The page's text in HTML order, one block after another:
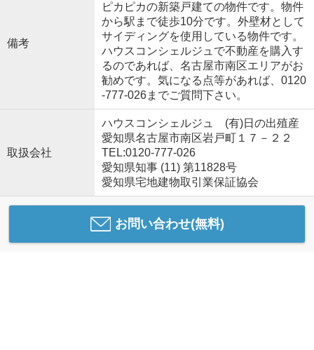
備考
ピカピカの新築戸建ての物件です。物件
から駅まで徒歩10分です。外壁材として
サイディングを使用している物件です。
ハウスコンシェルジュで不動産を購入す
るのであれば、名古屋市南区エリアがお
勧めです。気になる点等があれば、0120
-777-026までご質問下さい。
取扱会社
ハウスコンシェルジュ (有)日の出殖産
愛知県名古屋市南区岩戸町１７－２２
TEL:0120-777-026
愛知県知事 (11) 第11828号
愛知県宅地建物取引業保証協会
お問い合わせ(無料)